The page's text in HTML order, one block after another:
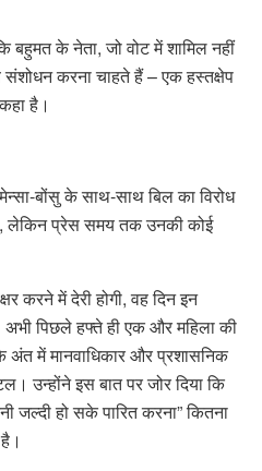
बहुमत के नेता, जो वोट में शामिल नहीं
करना चाहते हैं – एक हस्तक्षेप
है।
बोंसु के साथ-साथ बिल का विरोध
लेकिन प्रेस समय तक उनकी कोई
करने में देरी होगी, वह दिन इन
अभी पिछले हफ्ते ही एक और महिला की
अंत में मानवाधिकार और प्रशासनिक
उन्होंने इस बात पर जोर दिया कि
जल्दी हो सके पारित करना” कितना